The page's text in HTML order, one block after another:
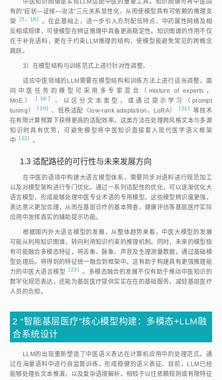
中医知识图谱是实现LLM适配中医的重要工具。知识图谱可将中医固
有的“症状—证候—治法”三元关系显性化，从而使模型具有可依赖的推理支
架
［5， 18］ 。在此基础上，进一步引入方剂配伍特点、中药属性网络及相
反相成规律，可使模型在辨证推理中具备更高稳定性。知识图谱的作用不仅
在于补充语料，更在于约束LLM推理的结构，使模型能避免常见的跨概念
跳跃。
3）在模型结构与训练范式上进行针对性调整。
适应中医领域的LLM需要在模型结构和训练方法上进行适当调整。面
向中医任务的模型可采用多专家混合（mixture of experts，
MoE ） ［ 19 ］ 、以区分文本类型，或通过提示学习（prompt
tuning ） ［20］ 、低秩适配（low-rank adaptation，LoRA） ［21 ］等技术
在有限计算预算下获得更高的适配效率。这类方法在处理跨风格文本与多源
知识时具有优势，可避免模型将中医知识直接套入现代医学语义框架
中
［22］ 。
1.3 适配路径的可行性与未来发展方向
在中医的语境中构建大语言模型体系，需要同步对语料进行规范加工
以及对模型架构进行专门优化。通过一系列适配性的优化，可以逐渐优化大
语言模型，形成能够处理中医专业术语的专用模型。这些模型辨识度更强，
表达意义更加合理，从而在基层诊疗的基本筛查、健康评估等基层医疗实际
应用中发挥真实的辅助提示功能。
根据国内外大语言模型的发展，从整体趋势来看，中医大模型的发展
可能从利用知识图谱，转向利用知识约束的推理机制。同时，未来的模型极
有可能融合多模态特征，将舌象、脉象、声音及生理测量数据，通过基础模
型处理后，将得到的特征统一融合到框架中。这有助于构建具有更强推理能
力的中医大语言模型 ［23］ 。多模态融合的发展不仅有助于推动中医知识的
数字化规范表达，还能为基层医疗提供实实在在的基础服务，减轻基层医疗
人员的负担。
2 “智能基层医疗”核心模型构建：多模态+LLM融
合系统设计
LLM的出现重新塑造了中医语义表达在计算机应用中的处理范式。通
过在海量语料中进行自监督训练，形成稳健的语义表征。目前，LLM已经
能够处理长文本推演，以及复杂语境解析。相较于以往依赖规则或有限特征